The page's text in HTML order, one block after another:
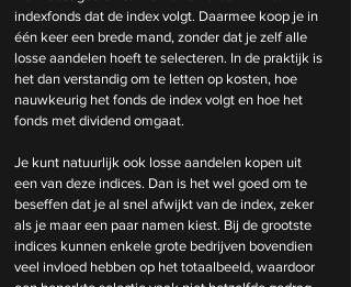
indexfonds dat de index volgt. Daarmee koop je in
één keer een brede mand, zonder dat je zelf alle
losse aandelen hoeft te selecteren. In de praktijk is
het dan verstandig om te letten op kosten, hoe
nauwkeurig het fonds de index volgt en hoe het
fonds met dividend omgaat.
Je kunt natuurlijk ook losse aandelen kopen uit
een van deze indices. Dan is het wel goed om te
beseffen dat je al snel afwijkt van de index, zeker
als je maar een paar namen kiest. Bij de grootste
indices kunnen enkele grote bedrijven bovendien
veel invloed hebben op het totaalbeeld, waardoor